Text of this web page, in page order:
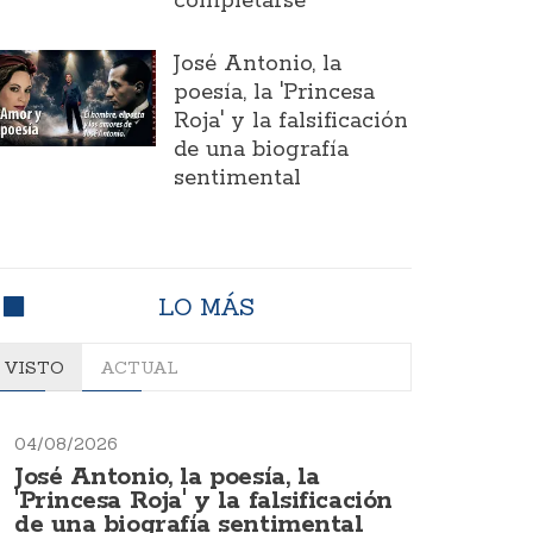
José Antonio, la
poesía, la 'Princesa
Roja' y la falsificación
de una biografía
sentimental
LO MÁS
VISTO ACTUAL
04/08/2026
José Antonio, la poesía, la
'Princesa Roja' y la falsificación
de una biografía sentimental